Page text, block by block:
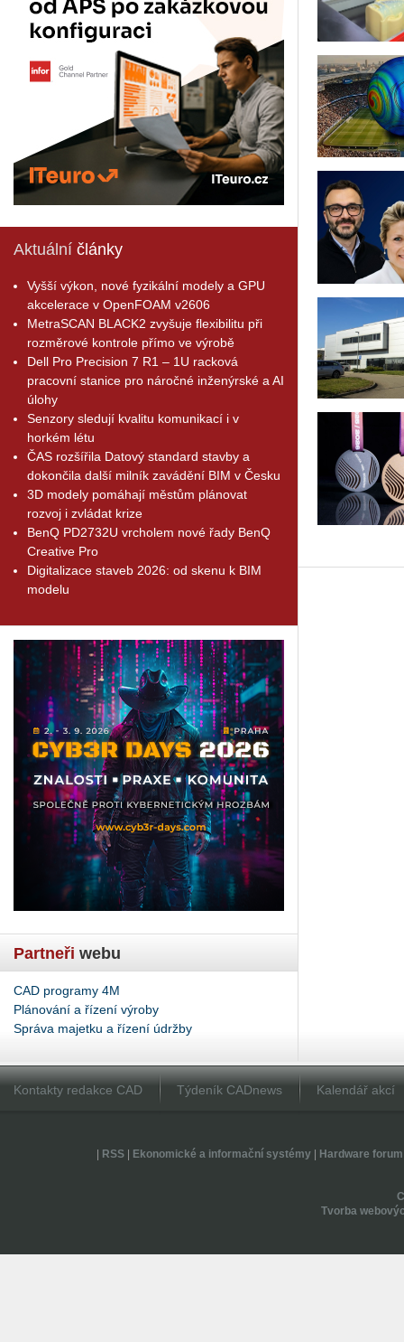
Aktuální články
Vyšší výkon, nové fyzikální modely a GPU
akcelerace v OpenFOAM v2606
MetraSCAN BLACK2 zvyšuje flexibilitu při
rozměrové kontrole přímo ve výrobě
Dell Pro Precision 7 R1 – 1U racková
pracovní stanice pro náročné inženýrské a AI
úlohy
Senzory sledují kvalitu komunikací i v
horkém létu
ČAS rozšířila Datový standard stavby a
dokončila další milník zavádění BIM v Česku
3D modely pomáhají městům plánovat
rozvoj i zvládat krize
BenQ PD2732U vrcholem nové řady BenQ
Creative Pro
Digitalizace staveb 2026: od skenu k BIM
modelu
Partneři webu
CAD programy 4M
Plánování a řízení výroby
Správa majetku a řízení údržby
Kontakty redakce CAD Týdeník CADnews Kalendář akcí
RSS| Ekonomické a informační systémy| Hardware forum
Tvorba